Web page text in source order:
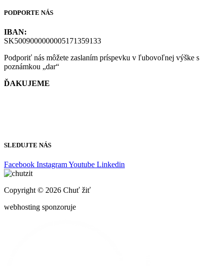
PODPORTE NÁS
IBAN:
SK5009000000005171359133
Podporiť nás môžete zaslaním príspevku v ľubovoľnej výške s
poznámkou „dar“
ĎAKUJEME
SLEDUJTE NÁS
Facebook InstagramYoutube Linkedin
Copyright © 2026 Chuť žiť
webhosting sponzoruje